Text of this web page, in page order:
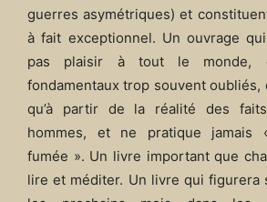
guerres asymétriques) et
à fait exceptionnel. Un ouvrage
pas plaisir à tout le monde,
fondamentaux trop souvent oubliés,
qu’à partir de la réalité des
hommes, et ne pratique jamais
fumée ». Un livre important que
lire et méditer. Un livre qui figurera